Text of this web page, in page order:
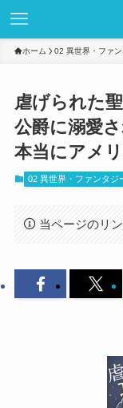
ホーム 02 異世界・ファン
虐げられた
公爵に溺愛
本当にアメ
02 異世界・ファンタジ
当ページのリ